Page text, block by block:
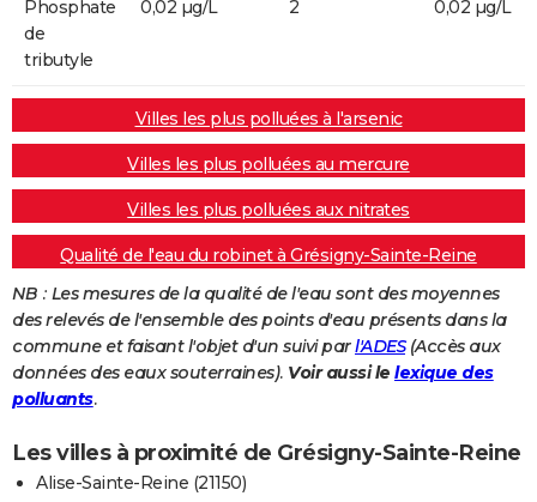
Phosphate
de
tributyle
0,02 µg/L 2 0,02 µg/L
Villes les plus polluées à l'arsenic
Villes les plus polluées au mercure
Villes les plus polluées aux nitrates
Qualité de l'eau du robinet à Grésigny-Sainte-Reine
NB : Les mesures de la qualité de l'eau sont des moyennes
des relevés de l'ensemble des points d'eau présents dans la
commune et faisant l'objet d'un suivi parl'ADES(Accès aux
données des eaux souterraines). Voir aussi le lexique des
polluants.
Les villes à proximité de Grésigny-Sainte-Reine
Alise-Sainte-Reine (21150)